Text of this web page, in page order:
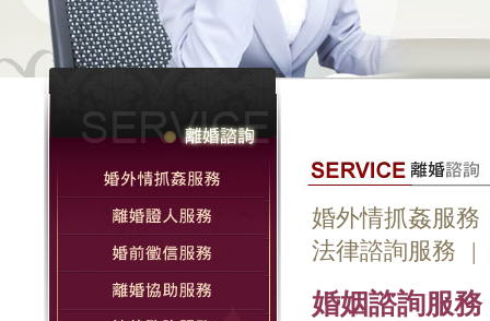
婚外情抓姦服務
法律諮詢服務
|
婚姻諮詢服務